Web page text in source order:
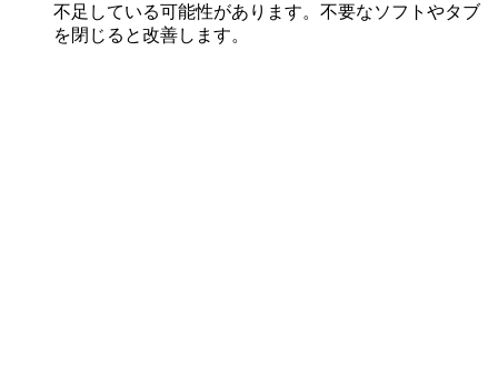
不足している可能性があります。不要なソフトやタブ
を閉じると改善します。